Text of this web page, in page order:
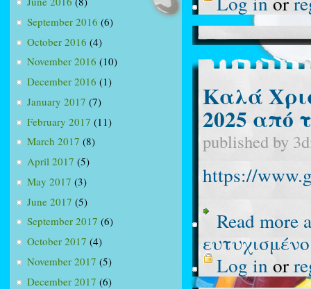
September 2016 (6)
October 2016 (4)
November 2016 (10)
December 2016 (1)
January 2017 (7)
February 2017 (11)
March 2017 (8)
April 2017 (5)
May 2017 (3)
June 2017 (5)
September 2017 (6)
October 2017 (4)
November 2017 (5)
December 2017 (6)
Καλά
2025 από
published by
https://
Read more
Log inor